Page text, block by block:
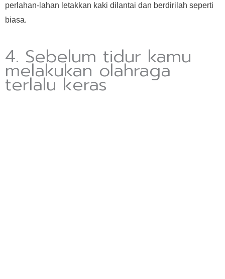
perlahan-lahan letakkan kaki dilantai dan berdirilah seperti
biasa.
4. Sebelum tidur kamu
melakukan olahraga
terlalu keras